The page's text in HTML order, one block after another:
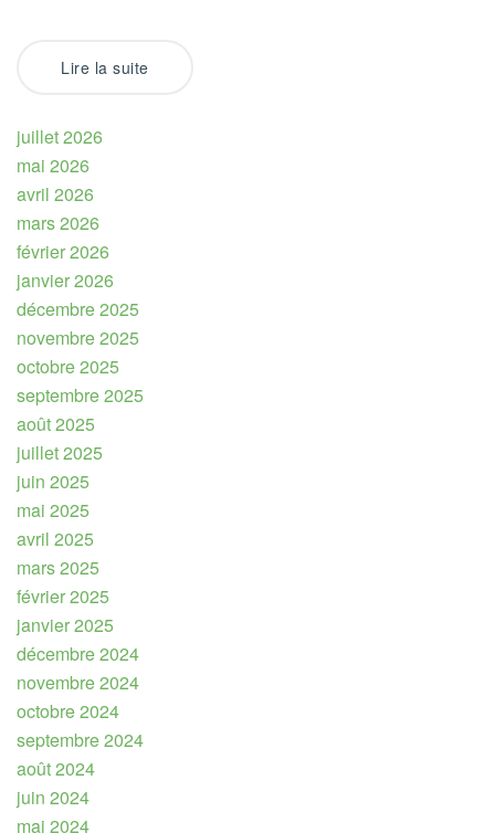
Lire la suite
juillet 2026
mai 2026
avril 2026
mars 2026
février 2026
janvier 2026
décembre 2025
novembre 2025
octobre 2025
septembre 2025
août 2025
juillet 2025
juin 2025
mai 2025
avril 2025
mars 2025
février 2025
janvier 2025
décembre 2024
novembre 2024
octobre 2024
septembre 2024
août 2024
juin 2024
mai 2024